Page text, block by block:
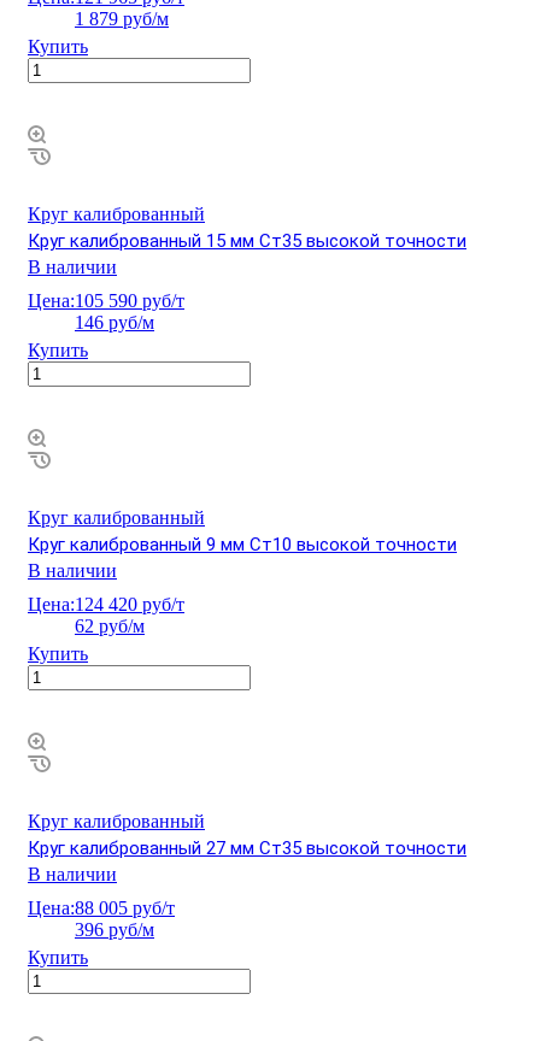
1 879 руб/м
Купить
Круг калиброванный
Круг калиброванный 15 мм Ст35 высокой точности
В наличии
Цена:105 590 руб/т
146 руб/м
Купить
Круг калиброванный
Круг калиброванный 9 мм Ст10 высокой точности
В наличии
Цена:124 420 руб/т
62 руб/м
Купить
Круг калиброванный
Круг калиброванный 27 мм Ст35 высокой точности
В наличии
Цена:88 005 руб/т
396 руб/м
Купить